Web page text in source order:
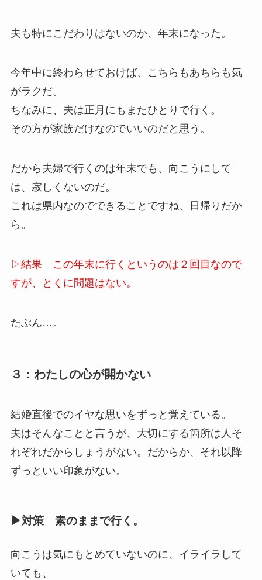
夫も特にこだわりはないのか、年末になった。
今年中に終わらせておけば、こちらもあちらも気
がラクだ。
ちなみに、夫は正月にもまたひとりで行く。
その方が家族だけなのでいいのだと思う。
だから夫婦で行くのは年末でも、向こうにして
は、寂しくないのだ。
これは県内なのでできることですね、日帰りだか
ら。
▷結果 この年末に行くというのは２回目なので
すが、とくに問題はない。
たぶん…。
３：わたしの心が開かない
結婚直後でのイヤな思いをずっと覚えている。
夫はそんなことと言うが、大切にする箇所は人そ
れぞれだからしょうがない。だからか、それ以降
ずっといい印象がない。
▶︎対策 素のままで行く。
向こうは気にもとめていないのに、イライラして
いても、